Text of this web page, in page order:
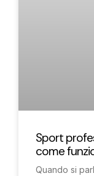
Sport
come
Quando si